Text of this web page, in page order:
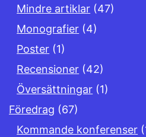
Mindre artiklar (47)
Monografier (4)
Poster (1)
Recensioner (42)
Översättningar (1)
Föredrag (67)
Kommande konferenser